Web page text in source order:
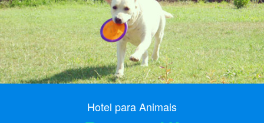
Hotel para Animais